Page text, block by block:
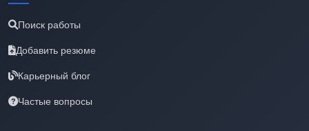
Поиск работы
Добавить резюме
Карьерный блог
Частые вопросы